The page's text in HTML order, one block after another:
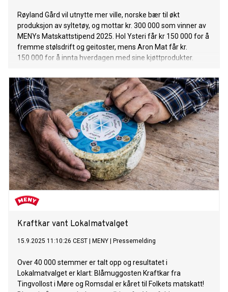
Røyland Gård vil utnytte mer ville, norske bær til økt
produksjon av syltetøy, og mottar kr. 300 000 som vinner av
MENYs Matskattstipend 2025. Hol Ysteri får kr 150 000 for å
fremme stølsdrift og geitoster, mens Aron Mat får kr.
150 000 for å innta hverdagen med sine kjøttprodukter.
Kraftkar vant Lokalmatvalget
15.9.2025 11:10:26 CEST MENY Pressemelding
Over 40 000 stemmer er talt opp og resultatet i
Lokalmatvalget er klart: Blåmuggosten Kraftkar fra
Tingvollost i Møre og Romsdal er kåret til Folkets matskatt!